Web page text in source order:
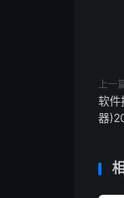
上一
软件
器